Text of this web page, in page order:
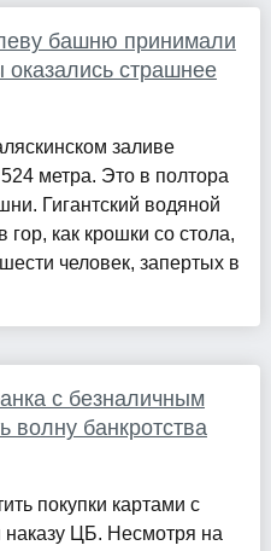
башню принимали
страшнее
заливе
метра. Это в полтора
Гигантский водяной
гор, как крошки со стола,
человек, запертых в
с безналичным
волну банкротства
покупки картами с
ЦБ. Несмотря на